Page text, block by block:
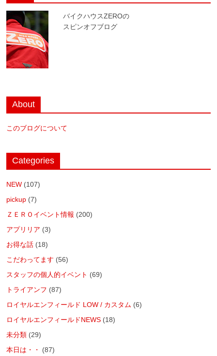
バイクハウスZEROの
スピンオフブログ
About
このブログについて
Categories
NEW (107)
pickup (7)
ＺＥＲＯイベント情報 (200)
アプリリア (3)
お得な話 (18)
こだわってます (56)
スタッフの個人的イベント (69)
トライアンフ (87)
ロイヤルエンフィールド LOW / カスタム (6)
ロイヤルエンフィールドNEWS (18)
未分類 (29)
本日は・・
(87)